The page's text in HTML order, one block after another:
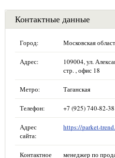
Контактные данные
Город: Московская
Адрес:
109004, ул.
стр. , офис 18
Метро: Таганская
Телефон: +7 (925) 740-82-38
Адрес
сайта:
https://parket-
Контактное
менеджер по